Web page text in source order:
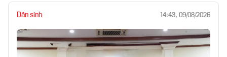
Dân sinh 14:43, 09/08/2026